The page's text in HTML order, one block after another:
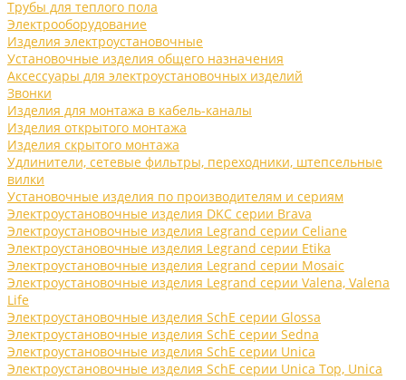
Трубы для теплого пола
Электрооборудование
Изделия электроустановочные
Установочные изделия общего назначения
Аксессуары для электроустановочных изделий
Звонки
Изделия для монтажа в кабель-каналы
Изделия открытого монтажа
Изделия скрытого монтажа
Удлинители, сетевые фильтры, переходники, штепсельные
вилки
Установочные изделия по производителям и сериям
Электроустановочные изделия DKC серии Brava
Электроустановочные изделия Legrand серии Celiane
Электроустановочные изделия Legrand серии Etika
Электроустановочные изделия Legrand серии Mosaic
Электроустановочные изделия Legrand серии Valena, Valena
Life
Электроустановочные изделия SchE серии Glossa
Электроустановочные изделия SchE серии Sedna
Электроустановочные изделия SchE серии Unica
Электроустановочные изделия SchE серии Unica Top, Unica